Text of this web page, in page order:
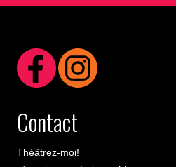
Contact
Théâtrez-moi!